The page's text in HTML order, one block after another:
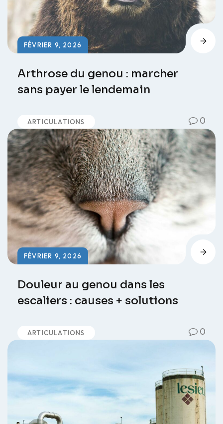
FÉVRIER 9, 2026
Arthrose du genou : marcher
sans payer le lendemain
ARTICULATIONS 0
FÉVRIER 9, 2026
Douleur au genou dans les
escaliers : causes + solutions
ARTICULATIONS 0